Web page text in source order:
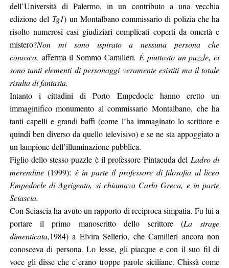
dell’Università di Palermo, in un contributo a una vecchia
edizione del Tg1) un Montalbano commissario di polizia che ha
risolto numerosi casi giudiziari complicati coperti da omertà e
mistero?Non mi sono ispirato a nessuna persona che
conosco, afferma il Sommo Camilleri. È piuttosto un puzzle, ci
sono tanti elementi di personaggi veramente esistiti ma il totale
risulta di fantasia.
Intanto i cittadini di Porto Empedocle hanno eretto un
immaginifico monumento al commissario Montalbano, che ha
tanti capelli e grandi baffi (come l’ha immaginato lo scrittore e
quindi ben diverso da quello televisivo) e se ne sta appoggiato a
un lampione dell’illuminazione pubblica.
Figlio dello stesso puzzle è il professore Pintacuda delLadro di
merendine(1999): è in parte il professore di filosofia al liceo
Empedocle di Agrigento, si chiamava Carlo Greca, e in parte
Sciascia.
Con Sciascia ha avuto un rapporto di reciproca simpatia. Fu lui a
portare il primo manoscritto dello scrittore (La strage
dimenticata,1984) a Elvira Sellerio, che Camilleri ancora non
conosceva di persona. Lo lesse, gli piacque e con il suo fil di
voce gli disse che c’erano troppe parole siciliane. Chissà come